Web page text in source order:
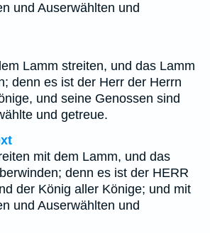
und Auserwählten und
Lamm streiten, und das Lamm
denn es ist der Herr der Herrn
und seine Genossen sind
und getreue.
mit dem Lamm, und das
denn es ist der HERR
der König aller Könige; und mit
und Auserwählten und